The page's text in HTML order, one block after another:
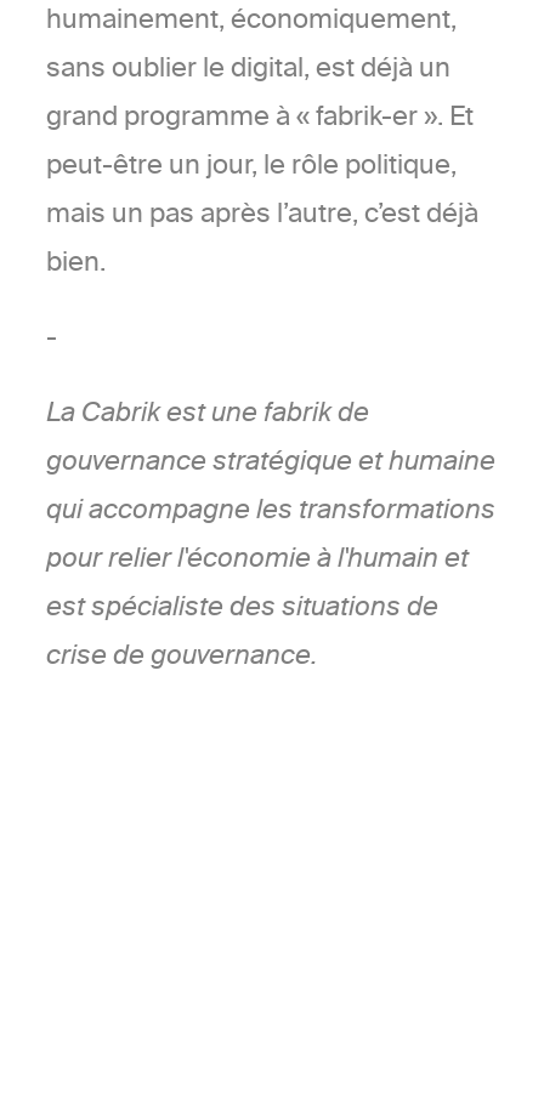
humainement, économiquement,
sans oublier le digital, est déjà un
grand programme à « fabrik-er ». Et
peut-être un jour, le rôle politique,
mais un pas après l’autre, c’est déjà
bien.
-
La Cabrik est une fabrik de
gouvernance stratégique et humaine
qui accompagne les transformations
pour relier l'économie à l'humain et
est spécialiste des situations de
crise de gouvernance.